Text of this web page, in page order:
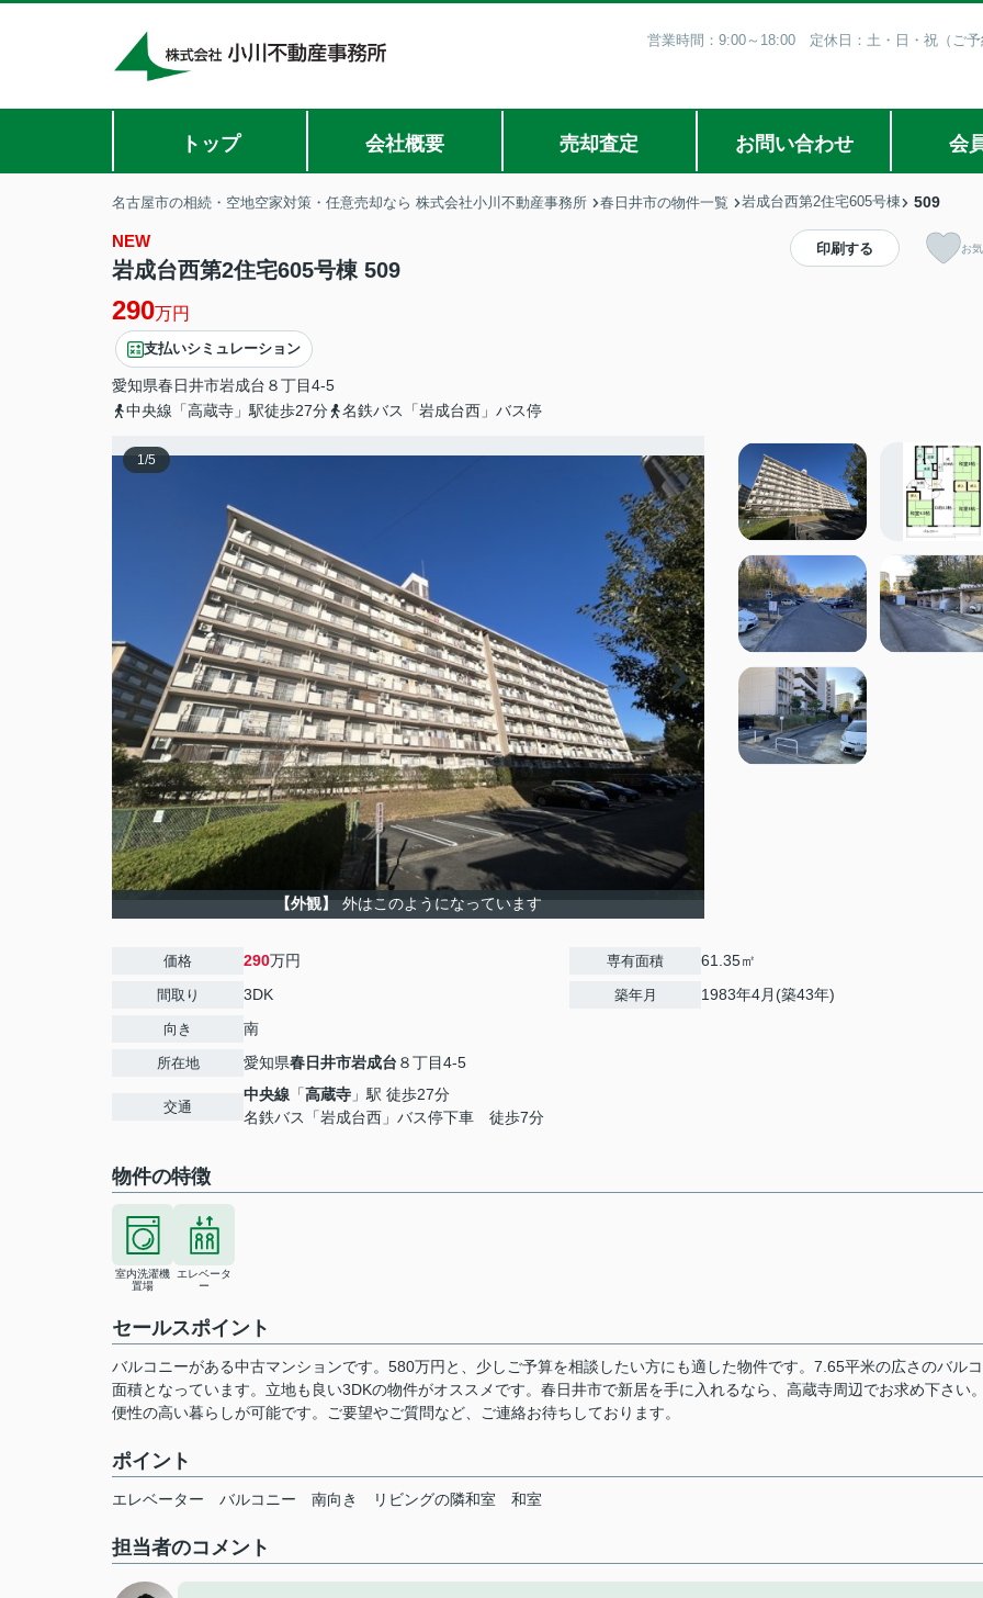
営業時間：9:00～18:00 定休日：土・日・祝（ご
トップ 会社概要 売却査定 お問い合わせ 会
名古屋市の相続・空地空家対策・任意売却なら 株式会社小川不動産事務所 春日井市の物件一覧 岩成台西第2住宅605号棟 509
NEW
岩成台西第2住宅605号棟 509
290万円
支払いシミュレーション
愛知県春日井市岩成台 ８丁目4-5
中央線「高蔵寺」駅徒歩27分
名鉄バス「岩成台西」バス停
印刷する お
1/5
【外観】 外はこのようになっています
価格 290万円
間取り 3DK
向き 南
所在地 愛知県春日井市岩成台 ８丁目4-5
交通
中央線 「高蔵寺 」駅 徒歩27分
名鉄バス「岩成台西」バス停下車 徒歩7分
専有面積 61.35㎡
築年月 1983年4月(築43年)
物件の特徴
室内洗濯機
置場
エレベータ
ー
セールスポイント
バルコニーがある中古マンションです。580万円と、少しご予算を相談したい方にも適した物件です。7.65平米の広さのバル
面積となっています。立地も良い3DKの物件がオススメです。春日井市で新居を手に入れるなら、高蔵寺周辺でお求め下さい
便性の高い暮らしが可能です。ご要望やご質問など、ご連絡お待ちしております。
ポイント
エレベーター バルコニー 南向き リビングの隣和室 和室
担当者のコメント